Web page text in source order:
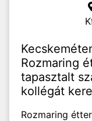
Rozmaring
tapasztalt
kollégát
Rozmaring